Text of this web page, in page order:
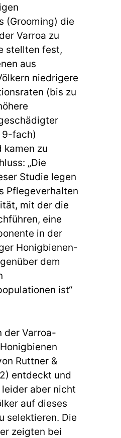
(Grooming) die
Varroa zu
stellten fest,
aus
niedrigere
(bis zu
9-fach)
kamen zu
„Die
Studie legen
Pflegeverhalten
mit der die
eine
in der
Honigbienen-
dem
ist“
der Varroa-
Ruttner &
entdeckt und
aber nicht
auf dieses
selektieren. Die
zeigten bei